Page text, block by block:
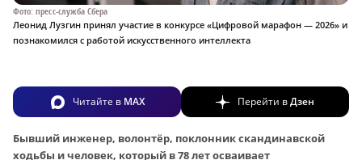
Фото: пресс-служба Сбера
Леонид Лузгин принял участие в конкурсе «Цифровой марафон — 2026» и
познакомился с работой искусственного интеллекта
Читайте в MAX Перейти вДзен
Бывший инженер, волонтёр, поклонник скандинавской
ходьбы и человек, который в 78 лет осваивает